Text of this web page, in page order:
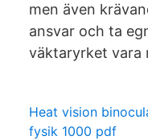
men även
ansvar och ta
väktaryrket vara
Heat vision
fysik 1000 pdf